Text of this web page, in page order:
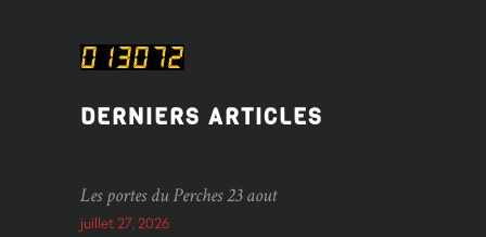
DERNIERS ARTICLES
Les portes du Perches 23 aout
juillet 27, 2026